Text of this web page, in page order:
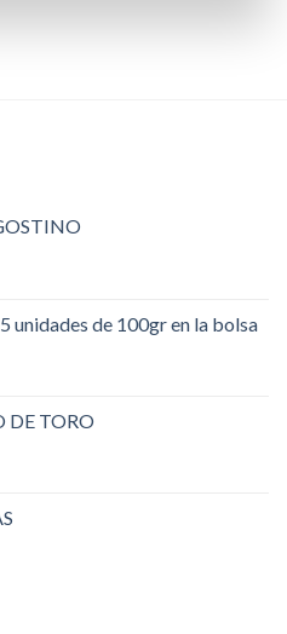
unidades de 100gr en la bolsa
DE TORO